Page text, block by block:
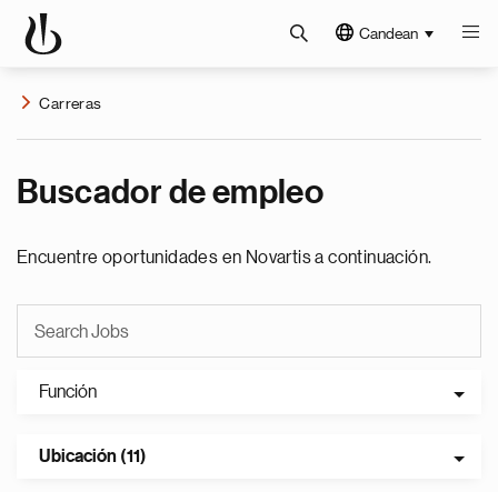
Candean
Carreras
Buscador de empleo
Encuentre oportunidades en Novartis a continuación.
Función
Ubicación (11)